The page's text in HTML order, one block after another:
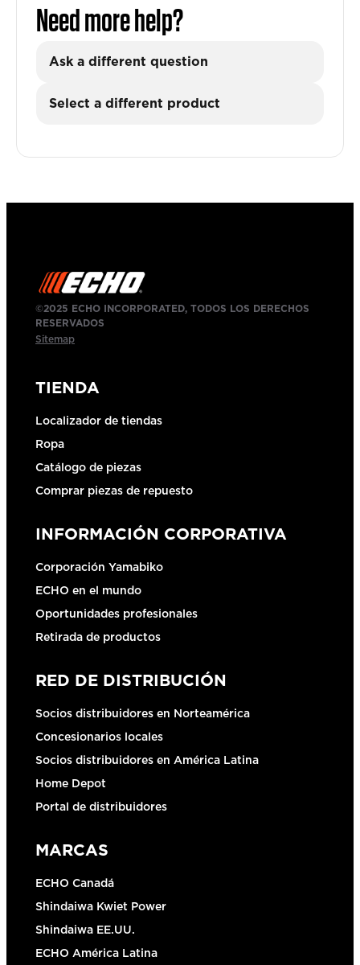
Need more help?
Ask a different question
Select a different product
©2025 ECHO INCORPORATED, TODOS LOS DERECHOS
RESERVADOS
Sitemap
TIENDA
Localizador de tiendas
Ropa
Catálogo de piezas
Comprar piezas de repuesto
INFORMACIÓN CORPORATIVA
Corporación Yamabiko
ECHO en el mundo
Oportunidades profesionales
Retirada de productos
RED DE DISTRIBUCIÓN
Socios distribuidores en Norteamérica
Concesionarios locales
Socios distribuidores en América Latina
Home Depot
Portal de distribuidores
MARCAS
ECHO Canadá
Shindaiwa Kwiet Power
Shindaiwa EE.UU.
ECHO América Latina